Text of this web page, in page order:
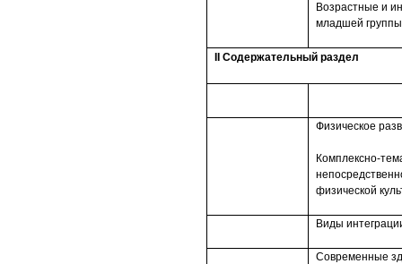
Возрастные и
младшей
Содержательный раздел
Физическое
Комплексно-
физической
Виды
Современные